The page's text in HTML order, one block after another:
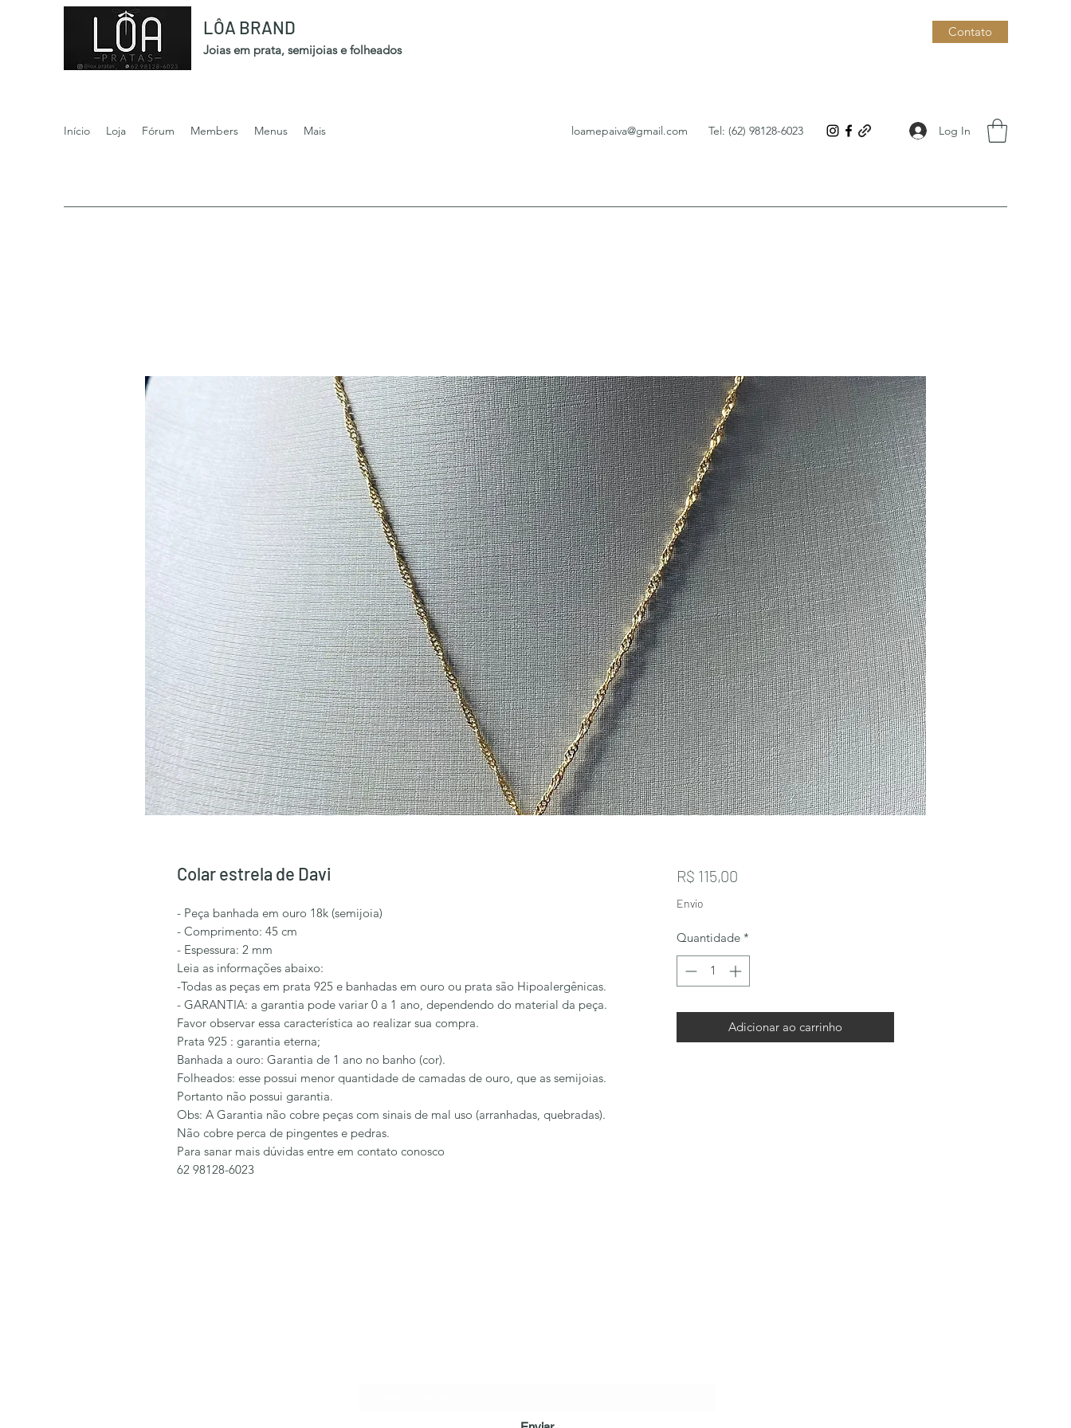
LÔA BRAND
Joias em prata, semijoias e folheados
Contato
Início Loja Fórum Members Menus Mais loamepaiva@gmail.com Tel: (62) 98128-6023 Log In
Colar estrela de Davi
- Peça banhada em ouro 18k (semijoia)
- Comprimento: 45 cm
- Espessura: 2 mm
Leia as informações abaixo:
-Todas as peças em prata 925 e banhadas em ouro ou prata são Hipoalergênicas.
- GARANTIA: a garantia pode variar 0 a 1 ano, dependendo do material da peça.
Favor observar essa característica ao realizar sua compra.
Prata 925 : garantia eterna;
Banhada a ouro: Garantia de 1 ano no banho (cor).
Folheados: esse possui menor quantidade de camadas de ouro, que as semijoias.
Portanto não possui garantia.
Obs: A Garantia não cobre peças com sinais de mal uso (arranhadas, quebradas).
Não cobre perca de pingentes e pedras.
Para sanar mais dúvidas entre em contato conosco
62 98128-6023
R$ 115,00Preço
Envio
Quantidade *
Adicionar ao carrinho